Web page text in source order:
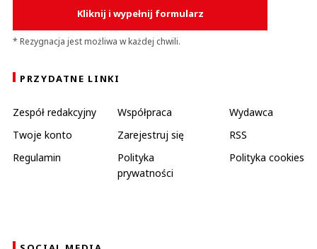
Kliknij i wypełnij formularz
* Rezygnacja jest możliwa w każdej chwili.
PRZYDATNE LINKI
Zespół redakcyjny Współpraca
Wydawca
Twoje konto
Zarejestruj się
RSS
Regulamin
Polityka
prywatności
Polityka cookies